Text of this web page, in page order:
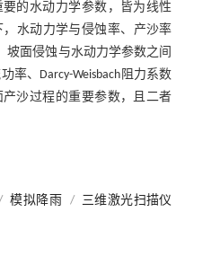
的水动力学参数，皆为线性
，水动力学与侵蚀率、产沙率
面侵蚀与水动力学参数之间
率、Darcy-Weisbach阻力系数
沙过程的重要参数，且二者
模拟降雨 /
三维激光扫描仪